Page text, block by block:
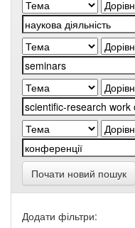
Почати новий пошук
Додати фільтри: